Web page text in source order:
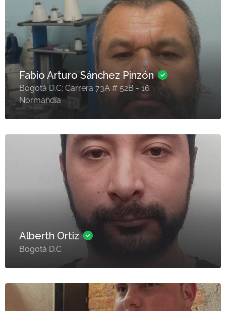
Fabio Arturo Sánchez Pinzón
Bogotá D.C; Carrera 73A # 52B - 16
Normandía
Alberth Ortiz
Bogotá D.C